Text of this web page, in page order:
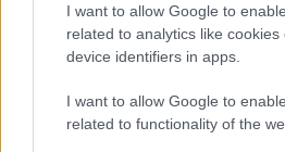
I want to allow Google to
related to analytics like cookies
device identifiers in apps.
I want to allow Google to
related to functionality of the
Τσαλιγοπούλου και όχι η